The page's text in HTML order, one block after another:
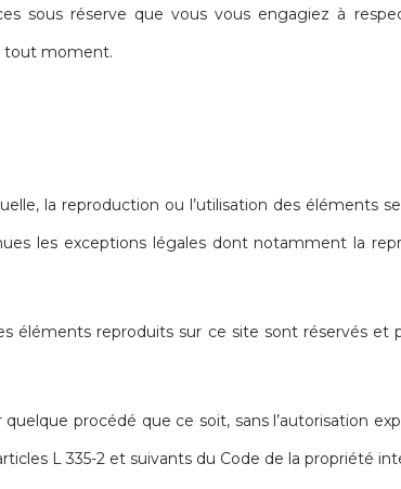
sous réserve que vous vous engagiez à
tout moment.
la reproduction ou l’utilisation des éléments
les exceptions légales dont notamment la
éléments reproduits sur ce site sont réservés
procédé que ce soit, sans l’autorisation
L 335-2 et suivants du Code de la propriété